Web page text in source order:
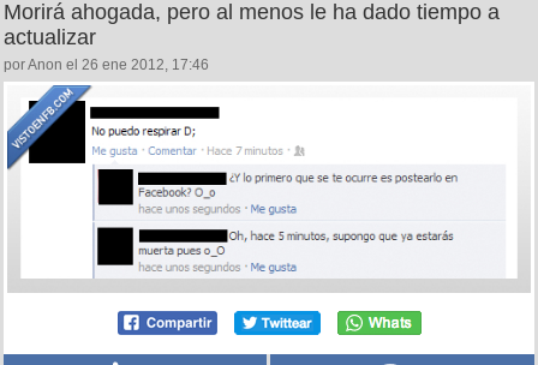
Morirá ahogada, pero al menos le ha dado tiempo a
actualizar
por Anon el 26 ene 2012, 17:46